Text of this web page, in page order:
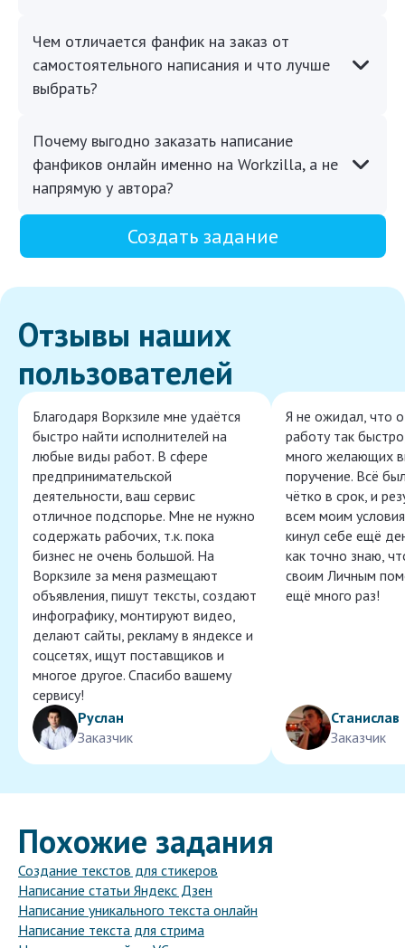
Чем отличается фанфик на заказ от
самостоятельного написания и что лучше
выбрать?
Почему выгодно заказать написание
фанфиков онлайн именно на Workzilla, а не
напрямую у автора?
Создать задание
Отзывы наших
пользователей
Благодаря Воркзиле мне удаётся
быстро найти исполнителей на
любые виды работ. В сфере
предпринимательской
деятельности, ваш сервис
отличное подспорье. Мне не нужно
содержать рабочих, т.к. пока
бизнес не очень большой. На
Воркзиле за меня размещают
объявления, пишут тексты, создают
инфографику, монтируют видео,
делают сайты, рекламу в яндексе и
соцсетях, ищут поставщиков и
многое другое. Спасибо вашему
сервису!
Руслан
Заказчик
Я не ожидал, что
работу так
много желающих
поручение. Всё
чётко в срок, и
всем моим
кинул себе ещё
как точно знаю,
своим Личным
ещё много раз!
Станислав
Заказчик
Похожие задания
Создание текстов для стикеров
Написание статьи Яндекс Дзен
Написание уникального текста онлайн
Написание текста для стрима